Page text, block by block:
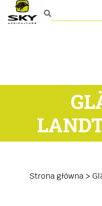
Strona główna >